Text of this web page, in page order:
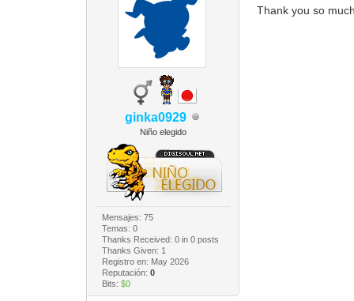
ginka0929
Niño elegido
Mensajes: 75
Temas: 0
Thanks Received: 0in 0 posts
Thanks Given: 1
Registro en: May 2026
Reputación: 0
Bits: $0
Thank you so